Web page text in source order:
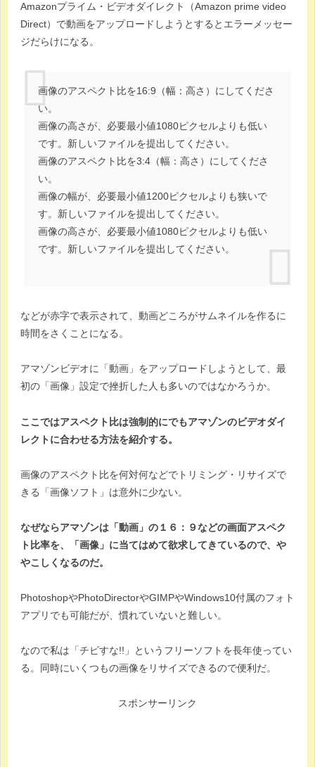
Amazonプライム・ビデオダイレクト（Amazon prime video
Direct）で動画をアップロードしようとするとエラーメッセー
ジだらけになる。
画像のアスペクト比を16:9（幅：高さ）にしてくださ
い。
画像の高さが、必要最小値1080ピクセルよりも低い
です。新しいファイルを提出してください。
画像のアスペクト比を3:4（幅：高さ）にしてくださ
い。
画像の幅が、必要最小値1200ピクセルよりも狭いで
す。新しいファイルを提出してください。
画像の高さが、必要最小値1080ピクセルよりも低い
です。新しいファイルを提出してください。
などが赤字で表示されて、動画どころがサムネイルを作るに
時間をさくことになる。
アマゾンビデオに「動画」をアップロードしようとして、最
初の「画像」設定で挫折した人も多いのではなかろうか。
ここではアスペクト比は強制的にでもアマゾンのビデオダイ
レクトに合わせる方法を紹介する。
画像のアスペクト比を何対何などでトリミング・リサイズで
きる「画像ソフト」は意外に少ない。
なぜならアマゾンは「動画」の１６：９などの画面アスペク
ト比率を、「画像」に当てはめて欲求してきているので、や
やこしくなるのだ。
PhotoshopやPhotoDirectorやGIMPやWindows10付属のフォト
アプリでも可能だが、慣れていないと難しい。
なので私は「チビすな!!」というフリーソフトを長年使ってい
る。同時にいくつもの画像をリサイズできるので便利だ。
スポンサーリンク